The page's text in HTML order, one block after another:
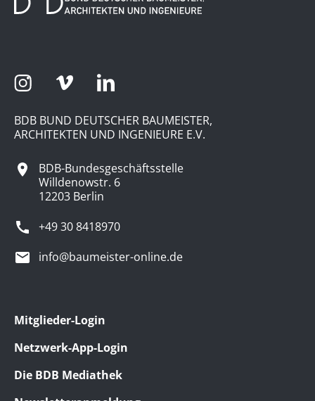
BDB BUND DEUTSCHER BAUMEISTER,
ARCHITEKTEN UND INGENIEURE E.V.
BDB-Bundesgeschäftsstelle
Willdenowstr. 6
12203 Berlin
+49 30 8418970
info@baumeister-online.de
Mitglieder-Login
Netzwerk-App-Login
Die BDB Mediathek